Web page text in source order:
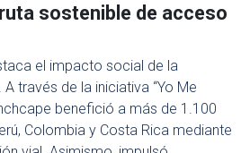
sostenible de acceso
el impacto social de la
través de la iniciativa “Yo Me
benefició a más de 1.100
Colombia y Costa Rica mediante